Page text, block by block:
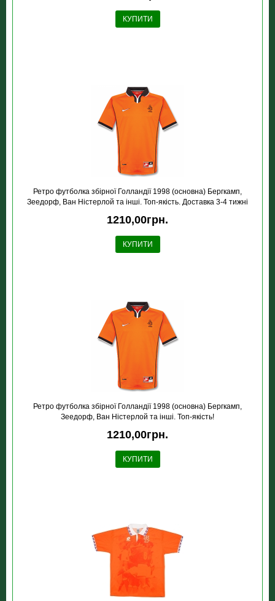
КУПИТИ
Ретро футболка збірної Голландії 1998 (основна) Бергкамп,
Зеедорф, Ван Ністерлой та інші. Топ-якість. Доставка 3-4 тижні
1210,00грн.
КУПИТИ
Ретро футболка збірної Голландії 1998 (основна) Бергкамп,
Зеедорф, Ван Ністерлой та інші. Топ-якість!
1210,00грн.
КУПИТИ